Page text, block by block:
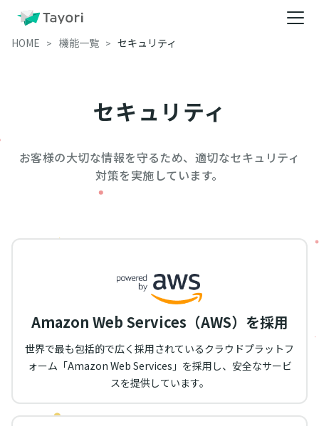
HOME 機能一覧 セキュリティ
セキュリティ
お客様の大切な情報を守るため、適切なセキュリティ
対策を実施しています。
Amazon Web Services（AWS）を採用
世界で最も包括的で広く採用されているクラウドプラットフ
ォーム「Amazon Web Services」を採用し、安全なサービ
スを提供しています。